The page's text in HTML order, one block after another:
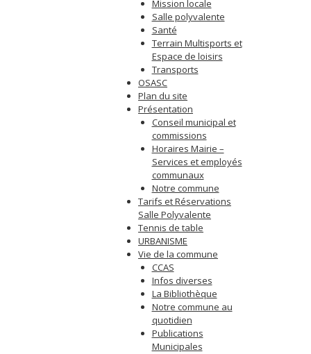
Mission locale
Salle polyvalente
Santé
Terrain Multisports et
Espace de loisirs
Transports
OSASC
Plan du site
Présentation
Conseil municipal et
commissions
Horaires Mairie –
Services et employés
communaux
Notre commune
Tarifs et Réservations
Salle Polyvalente
Tennis de table
URBANISME
Vie de la commune
CCAS
Infos diverses
La Bibliothèque
Notre commune au
quotidien
Publications
Municipales